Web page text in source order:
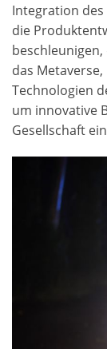
Integration des
die
das
Technologien
um innovative
Gesellschaft